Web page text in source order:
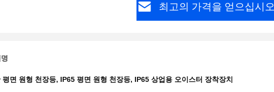
최고의 가격을 얻으십시오
평면 원형 천장등, IP65 평면 원형 천장등, IP65 상업용 오이스터 장착장치